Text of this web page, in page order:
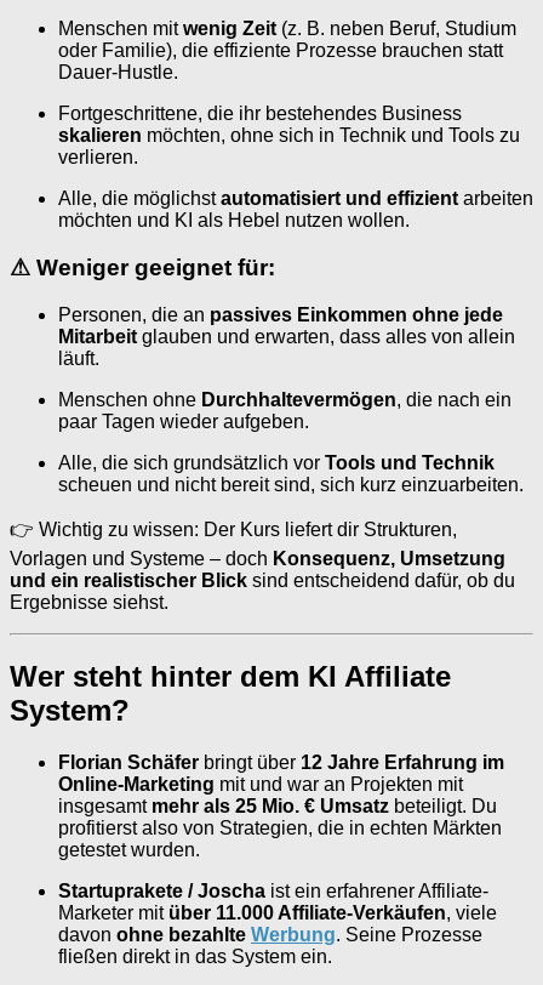
Menschen mitwenig Zeit (z. B. neben Beruf, Studium
oder Familie), die effiziente Prozesse brauchen statt
Dauer-Hustle.
Fortgeschrittene, die ihr bestehendes Business
skalieren möchten, ohne sich in Technik und Tools zu
verlieren.
Alle, die möglichstautomatisiert und effizient arbeiten
möchten und KI als Hebel nutzen wollen.
⚠ Weniger geeignet für:
Personen, die an passives Einkommen ohne jede
Mitarbeit glauben und erwarten, dass alles von allein
läuft.
Menschen ohne Durchhaltevermögen, die nach ein
paar Tagen wieder aufgeben.
Alle, die sich grundsätzlich vor Tools und Technik
scheuen und nicht bereit sind, sich kurz einzuarbeiten.
👉 Wichtig zu wissen: Der Kurs liefert dir Strukturen,
Vorlagen und Systeme – doch Konsequenz, Umsetzung
und ein realistischer Blick sind entscheidend dafür, ob du
Ergebnisse siehst.
Wer steht hinter dem KI Affiliate
System?
Florian Schäfer bringt über 12 Jahre Erfahrung im
Online-Marketing mit und war an Projekten mit
insgesamt mehr als 25 Mio. € Umsatz beteiligt. Du
profitierst also von Strategien, die in echten Märkten
getestet wurden.
Startuprakete / Joscha ist ein erfahrener Affiliate-
Marketer mit über 11.000 Affiliate-Verkäufen, viele
davon ohne bezahlte Werbung. Seine Prozesse
fließen direkt in das System ein.